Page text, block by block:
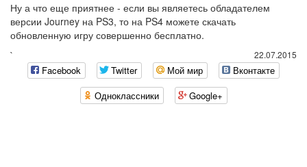
Ну а что еще приятнее - если вы являетесь обладателем
версии Journey на PS3, то на PS4 можете скачать
обновленную игру совершенно бесплатно.
22.07.2015
`
Facebook Twitter Мой мир
Вконтакте
Одноклассники
Google+